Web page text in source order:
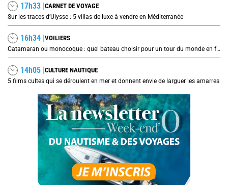
17h33 |CARNET DE VOYAGE
Sur les traces d’Ulysse : 5 villas de luxe à vendre en Méditerranée
16h34 |VOILIERS
Catamaran ou monocoque : quel bateau choisir pour un tour du monde en famille ?
14h05 |CULTURE NAUTIQUE
5 films cultes qui se déroulent en mer et donnent envie de larguer les amarres